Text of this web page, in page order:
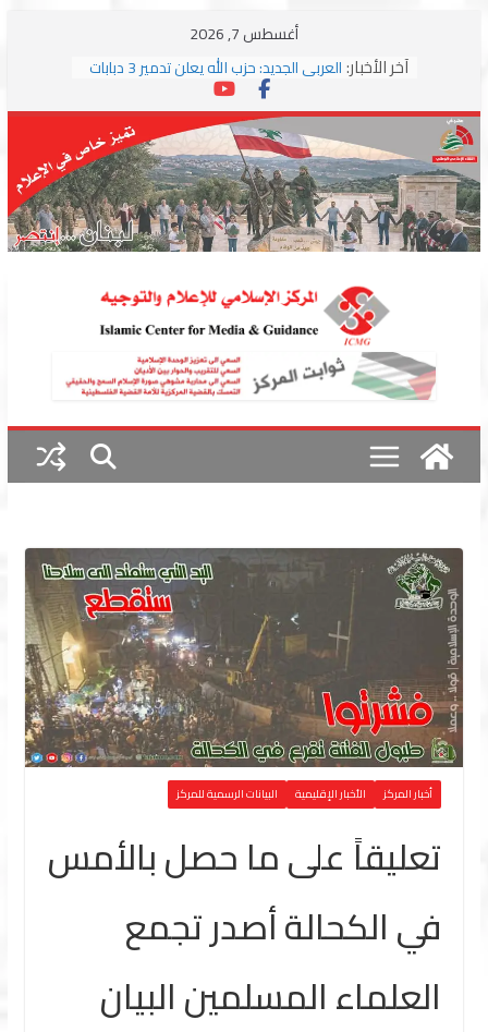
أغسطس 7, 2026
آخر الأخبار: العربي الجديد: حزب الله يعلن تدمير 3 دبابات
وسط اشتباكات مع جيش الاحتلال
ترامب: مذكرة التفاهم تمثل “استسلاما غير
مشروط” من جانب إيران
الجمهورية: إسرائيل إلى واشنطن بخريطة
احتلال جديدة ولبنان أمام اختبار التفاوض
بزشكيان وترامب يوقعان اتفاق إسلام آباد
تمهيداً لاستئناف المفاوضات
استهداف دراجة نارية على طريق العباسية
أخبار المركز الأخبار الإقليمية البيانات الرسمية للمركز
تعليقاً على ما حصل بالأمس
في الكحالة أصدر تجمع
العلماء المسلمين البيان